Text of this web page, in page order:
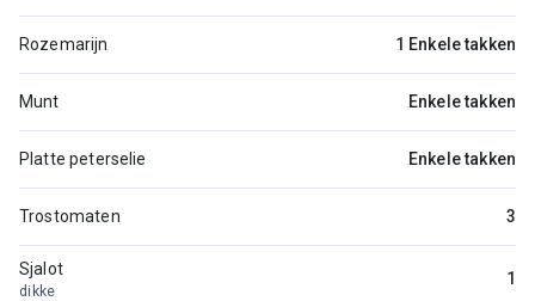
Rozemarijn 1 Enkele takken
Munt Enkele takken
Platte peterselie Enkele takken
Trostomaten 3
Sjalot
dikke
1